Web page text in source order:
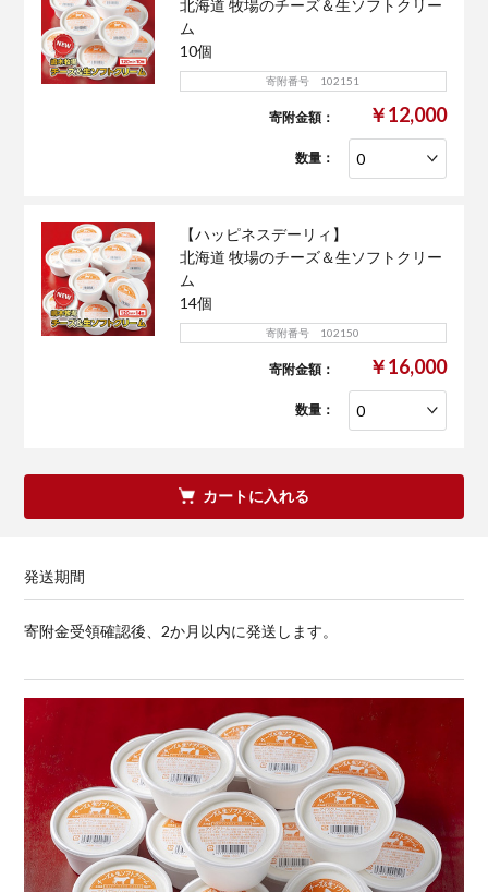
北海道 牧場のチーズ＆生ソフトクリー
ム
10個
寄附番号 102151
寄附金額： ￥12,000
数量：
【ハッピネスデーリィ】
北海道 牧場のチーズ＆生ソフトクリー
ム
14個
寄附番号 102150
寄附金額： ￥16,000
数量：
カートに入れる
発送期間
寄附金受領確認後、2か月以内に発送します。